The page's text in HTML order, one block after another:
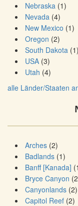
Nebraska (1)
Nevada (4)
New Mexico (1)
Oregon (2)
South Dakota (1)
USA (3)
Utah (4)
alle Länder/Staaten
Arches (2)
Badlands (1)
Banff [Kanada]
Bryce Canyon
Canyonlands (2)
Capitol Reef (2)